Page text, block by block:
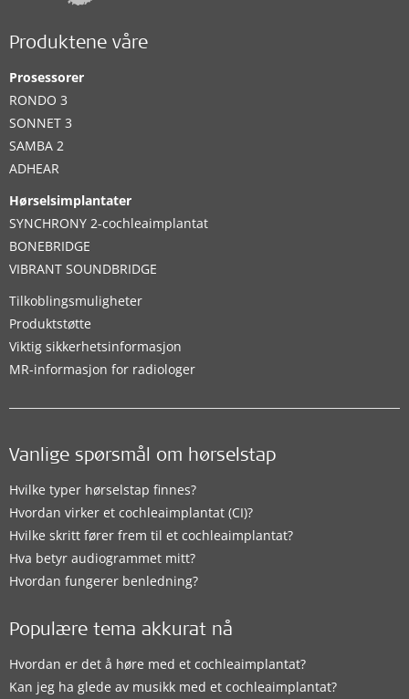
Produktene våre
Prosessorer
RONDO 3
SONNET 3
SAMBA 2
ADHEAR
Hørselsimplantater
SYNCHRONY 2-cochleaimplantat
BONEBRIDGE
VIBRANT SOUNDBRIDGE
Tilkoblingsmuligheter
Produktstøtte
Viktig sikkerhetsinformasjon
MR-informasjon for radiologer
Vanlige spørsmål om hørselstap
Hvilke typer hørselstap finnes?
Hvordan virker et cochleaimplantat (CI)?
Hvilke skritt fører frem til et cochleaimplantat?
Hva betyr audiogrammet mitt?
Hvordan fungerer benledning?
Populære tema akkurat nå
Hvordan er det å høre med et cochleaimplantat?
Kan jeg ha glede av musikk med et cochleaimplantat?